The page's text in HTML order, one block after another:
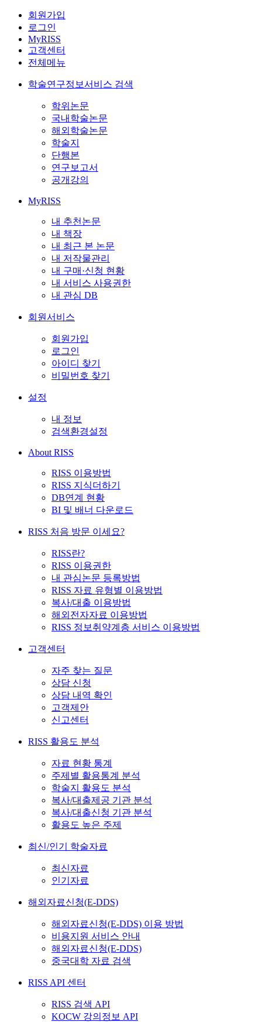
회원가입
로그인
MyRISS
고객센터
전체메뉴
학술연구정보서비스 검색
학위논문
국내학술논문
해외학술논문
학술지
단행본
연구보고서
공개강의
MyRISS
내 추천논문
내 책장
내 최근 본 논문
내 저작물관리
내 구매·신청 현황
내 서비스 사용권한
내 관심 DB
회원서비스
회원가입
로그인
아이디 찾기
비밀번호 찾기
설정
내 정보
검색환경설정
About RISS
RISS 이용방법
RISS 지식더하기
DB연계 현황
BI 및 배너 다운로드
RISS 처음 방문 이세요?
RISS란?
RISS 이용권한
내 관심논문 등록방법
RISS 자료 유형별 이용방법
복사/대출 이용방법
해외전자자료 이용방법
RISS 정보취약계층 서비스 이용방법
고객센터
자주 찾는 질문
상담 신청
상담 내역 확인
고객제안
신고센터
RISS 활용도 분석
자료 현황 통계
주제별 활용통계 분석
학술지 활용도 분석
복사/대출제공 기관 분석
복사/대출신청 기관 분석
활용도 높은 주제
최신/인기 학술자료
최신자료
인기자료
해외자료신청(E-DDS)
해외자료신청(E-DDS) 이용 방법
비용지원 서비스 안내
해외자료신청(E-DDS)
중국대학 자료 검색
RISS API 센터
RISS 검색 API
KOCW 강의정보 API